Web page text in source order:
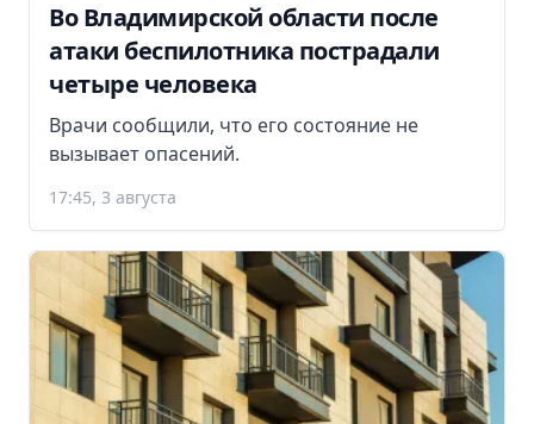
Во Владимирской области после
атаки беспилотника пострадали
четыре человека
Врачи сообщили, что его состояние не
вызывает опасений.
17:45, 3 августа